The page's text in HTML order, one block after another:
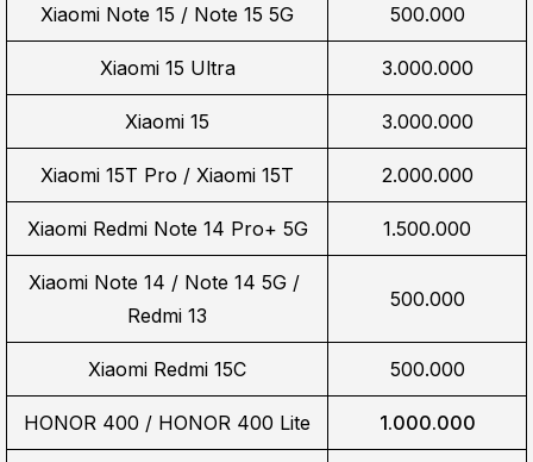
Xiaomi Note 15 / Note 15 5G 500.000
Xiaomi 15 Ultra 3.000.000
Xiaomi 15 3.000.000
Xiaomi 15T Pro / Xiaomi 15T 2.000.000
Xiaomi Redmi Note 14 Pro+ 5G 1.500.000
Xiaomi Note 14 / Note 14 5G /
Redmi 13
500.000
Xiaomi Redmi 15C 500.000
HONOR 400 / HONOR 400 Lite 1.000.000